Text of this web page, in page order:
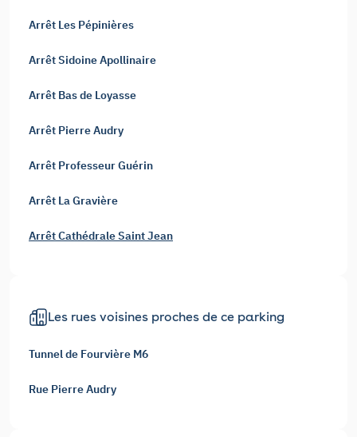
Arrêt Les Pépinières
Arrêt Sidoine Apollinaire
Arrêt Bas de Loyasse
Arrêt Pierre Audry
Arrêt Professeur Guérin
Arrêt La Gravière
Arrêt Cathédrale Saint Jean
Les rues voisines proches de ce parking
Tunnel de Fourvière M6
Rue Pierre Audry